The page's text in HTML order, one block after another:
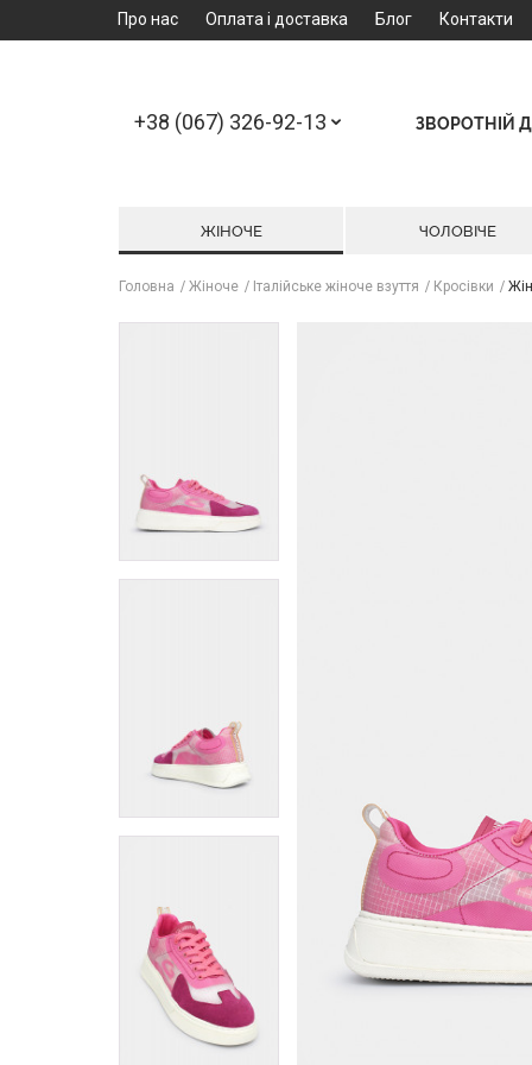
Про нас Оплата і доставка Блог Контакти
+38 (067) 326-92-13 ЗВОРОТНІЙ
ЖІНОЧЕ ЧОЛОВІЧЕ
Головна Жіноче Італійське жіноче взуття Кросівки